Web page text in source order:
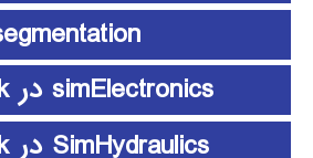
simElectronics در Simulink
SimHydraulics در simulink